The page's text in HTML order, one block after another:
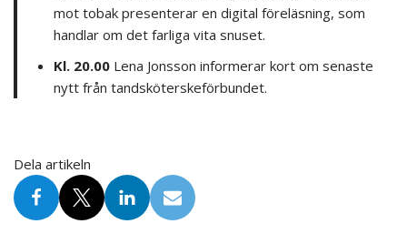
mot tobak presenterar en digital föreläsning, som
handlar om det farliga vita snuset.
Kl. 20.00 Lena Jonsson informerar kort om senaste
nytt från tandsköterskeförbundet.
Dela artikeln